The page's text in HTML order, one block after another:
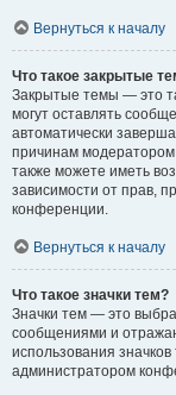
Вернуться к началу
Что такое закрытые
Закрытые темы — это
могут оставлять
автоматически
причинам
также можете иметь
зависимости от прав,
конференции.
Вернуться к началу
Что такое значки тем?
Значки тем — это
сообщениями и
использования
администратором